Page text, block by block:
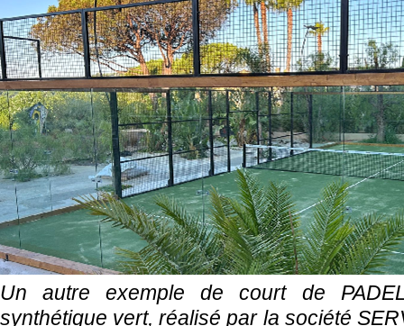
Un autre exemple de court de
synthétique vert, réalisé par la société